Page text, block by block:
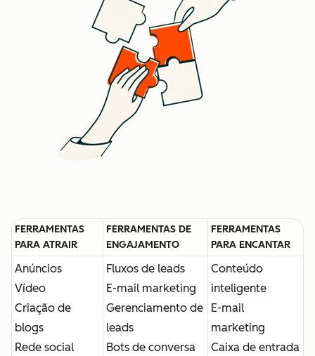
FERRAMENTAS
PARA ATRAIR
FERRAMENTAS DE
ENGAJAMENTO
FERRAMENTAS
PARA ENCANTAR
Anúncios
Vídeo
Criação de
blogs
Rede social
Fluxos de leads
E-mail marketing
Gerenciamento de
leads
Bots de conversa
Conteúdo
inteligente
E-mail
marketing
Caixa de entrada